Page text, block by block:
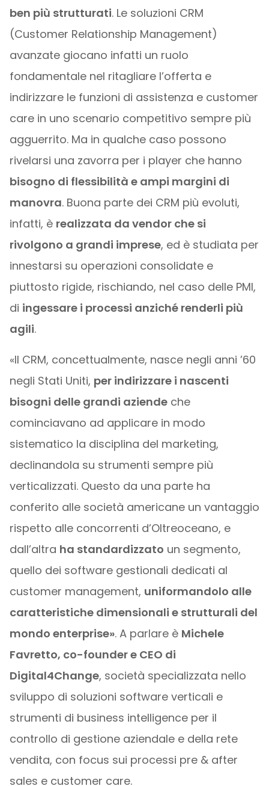
ben più strutturati. Le soluzioni CRM
(Customer Relationship Management)
avanzate giocano infatti un ruolo
fondamentale nel ritagliare l’offerta e
indirizzare le funzioni di assistenza e customer
care in uno scenario competitivo sempre più
agguerrito. Ma in qualche caso possono
rivelarsi una zavorra per i player che hanno
bisogno di flessibilità e ampi margini di
manovra. Buona parte dei CRM più evoluti,
infatti, è realizzata da vendor che si
rivolgono a grandi imprese, ed è studiata per
innestarsi su operazioni consolidate e
piuttosto rigide, rischiando, nel caso delle PMI,
di ingessare i processi anziché renderli più
agili.
«Il CRM, concettualmente, nasce negli anni ’60
negli Stati Uniti, per indirizzare i nascenti
bisogni delle grandi aziendeche
cominciavano ad applicare in modo
sistematico la disciplina del marketing,
declinandola su strumenti sempre più
verticalizzati. Questo da una parte ha
conferito alle società americane un vantaggio
rispetto alle concorrenti d’Oltreoceano, e
dall’altra ha standardizzato un segmento,
quello dei software gestionali dedicati al
customer management, uniformandolo alle
caratteristiche dimensionali e strutturali del
mondo enterprise». A parlare è Michele
Favretto, co-founder e CEO di
Digital4Change, società specializzata nello
sviluppo di soluzioni software verticali e
strumenti di business intelligence per il
controllo di gestione aziendale e della rete
vendita, con focus sui processi pre & after
sales e customer care.